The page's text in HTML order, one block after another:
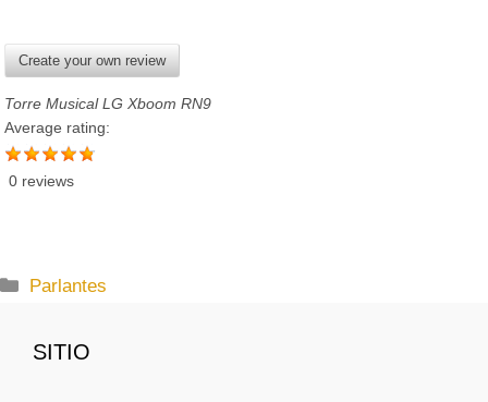
Create your own review
Torre Musical LG Xboom RN9
Average rating:
0 reviews
C
e
Parlantes
SITIO